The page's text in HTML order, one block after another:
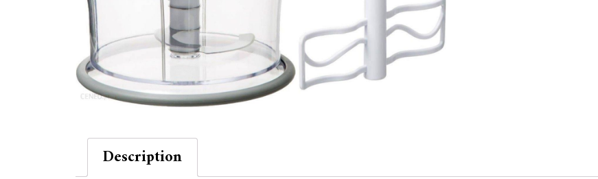
Description